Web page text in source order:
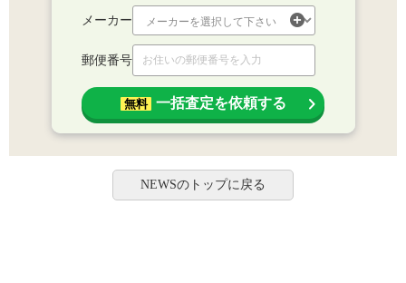
メーカー
郵便番号
無料 一括査定を依頼する
NEWSのトップに戻る